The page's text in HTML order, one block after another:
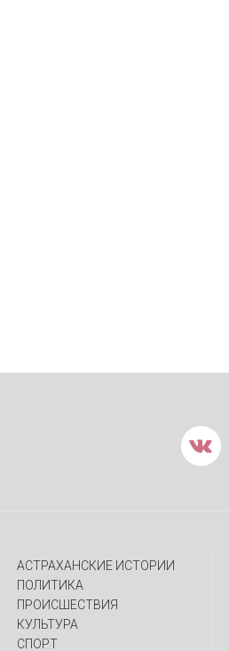
АСТРАХАНСКИЕ ИСТОРИИ
ПОЛИТИКА
ПРОИСШЕСТВИЯ
КУЛЬТУРА
СПОРТ